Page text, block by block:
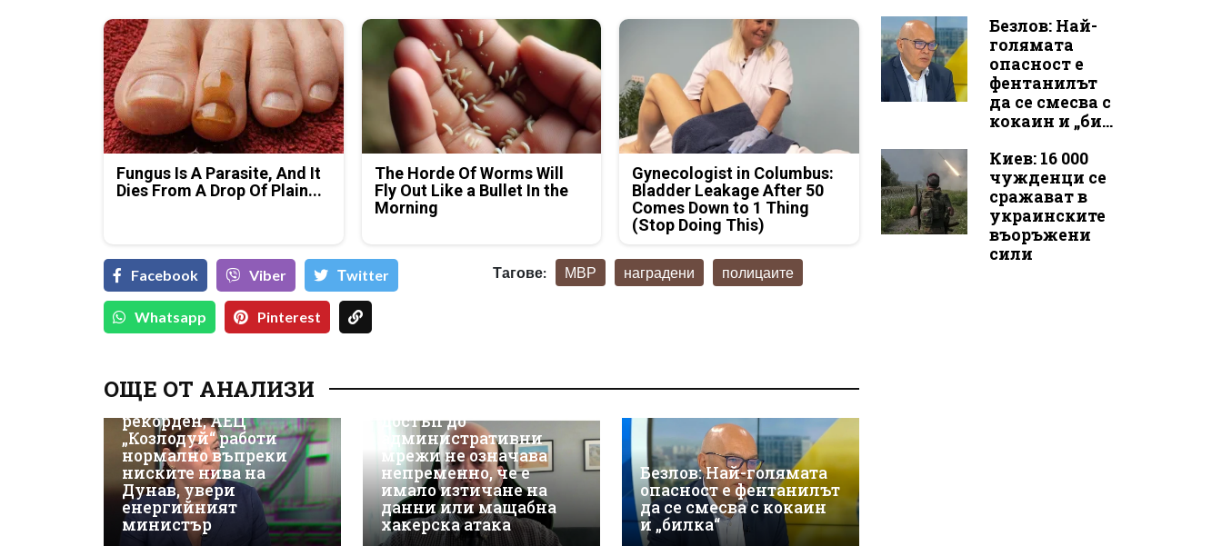
Fungus Is A Parasite, And It
Dies From A Drop Of Plain...
The Horde Of Worms Will
Fly Out Like a Bullet In the
Morning
Gynecologist in Columbus:
Bladder Leakage After 50
Comes Down to 1 Thing
(Stop Doing This)
Facebook Viber Тwitter
Whatsapp Pinterest
Тагове: МВР наградени полицаите
ОЩЕ ОТ АНАЛИЗИ
Износът на ток е
рекорден, АЕЦ
„Козлодуй“ работи
нормално въпреки
ниските нива на
Дунав, увери
енергийният
министър
киберсигурност:
достъп до
административни
мрежи не означава
непременно, че е
имало изтичане на
данни или мащабна
хакерска атака
Безлов: Най-голямата
опасност е фентанилът
да се смесва с кокаин
и „билка“
Безлов: Най-
голямата
опасност е
фентанилът
да се смесва с
кокаин и „би...
Киев: 16 000
чужденци се
сражават в
украинските
въоръжени
сили